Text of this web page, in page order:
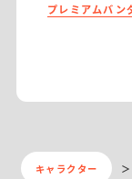
プレミアムバン
キャラクター